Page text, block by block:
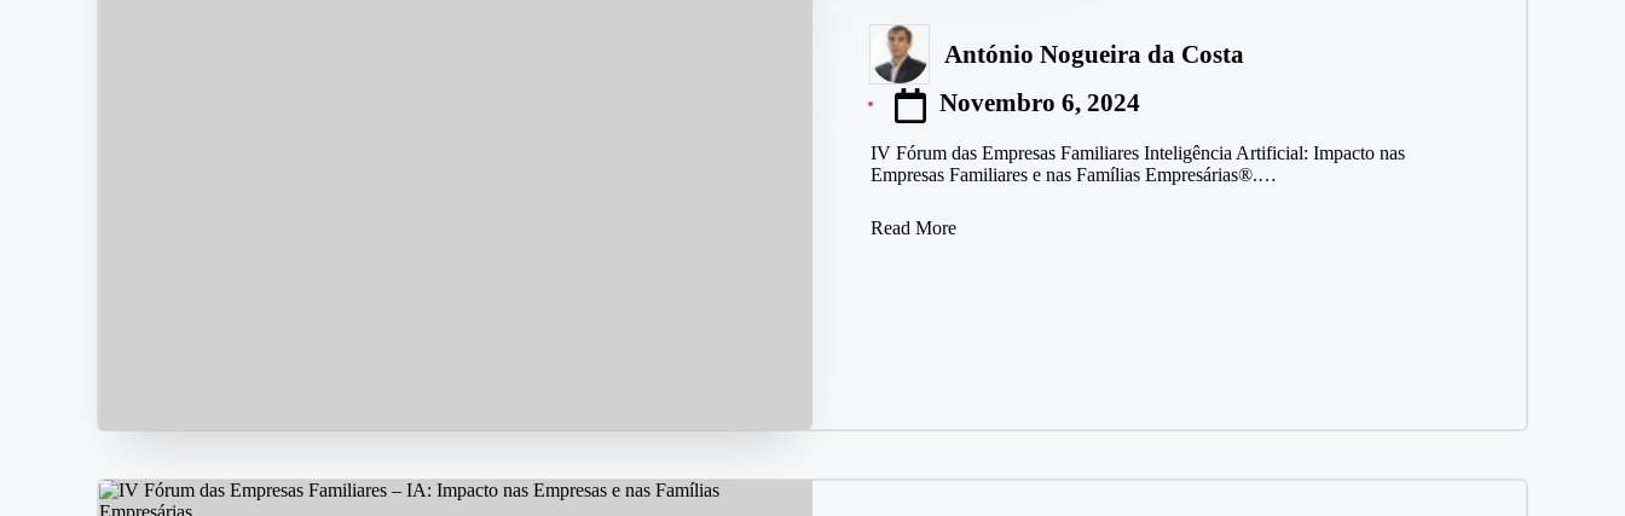
Posted
by
António Nogueira da Costa
Novembro 6, 2024
IV Fórum das Empresas Familiares Inteligência Artificial: Impacto nas
Empresas Familiares e nas Famílias Empresárias®.…
Read More